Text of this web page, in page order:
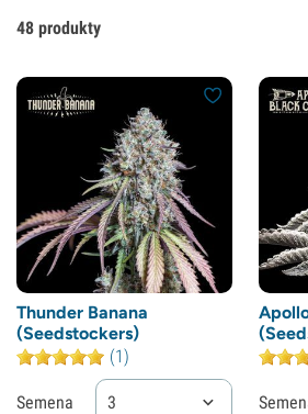
48 produkty
Thunder Banana
(Seedstockers)
(1)
Semena 3